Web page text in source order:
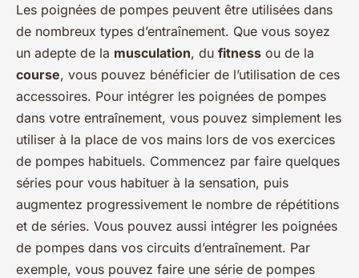
Les poignées de pompes peuvent être utilisées dans
de nombreux types d’entraînement. Que vous soyez
un adepte de la musculation, du fitness ou de la
course, vous pouvez bénéficier de l’utilisation de ces
accessoires. Pour intégrer les poignées de pompes
dans votre entraînement, vous pouvez simplement les
utiliser à la place de vos mains lors de vos exercices
de pompes habituels. Commencez par faire quelques
séries pour vous habituer à la sensation, puis
augmentez progressivement le nombre de répétitions
et de séries. Vous pouvez aussi intégrer les poignées
de pompes dans vos circuits d’entraînement. Par
exemple, vous pouvez faire une série de pompes